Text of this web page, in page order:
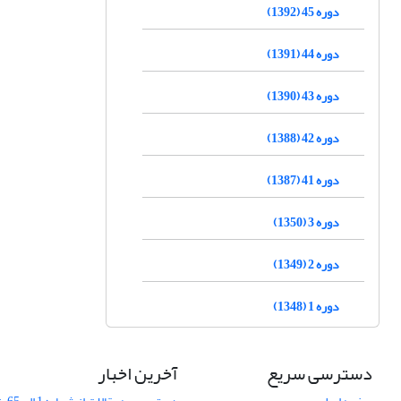
دوره 45 (1392)
دوره 44 (1391)
دوره 43 (1390)
دوره 42 (1388)
دوره 41 (1387)
دوره 3 (1350)
دوره 2 (1349)
دوره 1 (1348)
دسترسی سریع آخرین اخبار